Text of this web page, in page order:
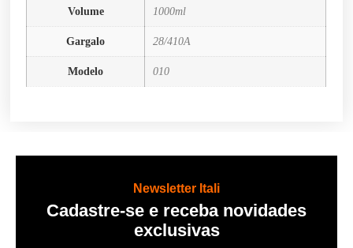
Volume 1000ml
Gargalo 28/410A
Modelo 010
Newsletter Itali
Cadastre-se e receba novidades
exclusivas